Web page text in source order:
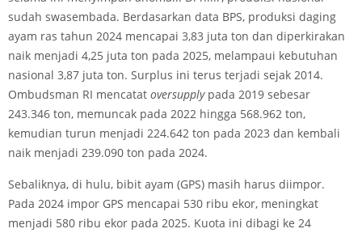
sudah swasembada. Berdasarkan data BPS, produksi daging
ayam ras tahun 2024 mencapai 3,83 juta ton dan diperkirakan
naik menjadi 4,25 juta ton pada 2025, melampaui kebutuhan
nasional 3,87 juta ton. Surplus ini terus terjadi sejak 2014.
Ombudsman RI mencatat oversupplypada 2019 sebesar
243.346 ton, memuncak pada 2022 hingga 568.962 ton,
kemudian turun menjadi 224.642 ton pada 2023 dan kembali
naik menjadi 239.090 ton pada 2024.
Sebaliknya, di hulu, bibit ayam (GPS) masih harus diimpor.
Pada 2024 impor GPS mencapai 530 ribu ekor, meningkat
menjadi 580 ribu ekor pada 2025. Kuota ini dibagi ke 24